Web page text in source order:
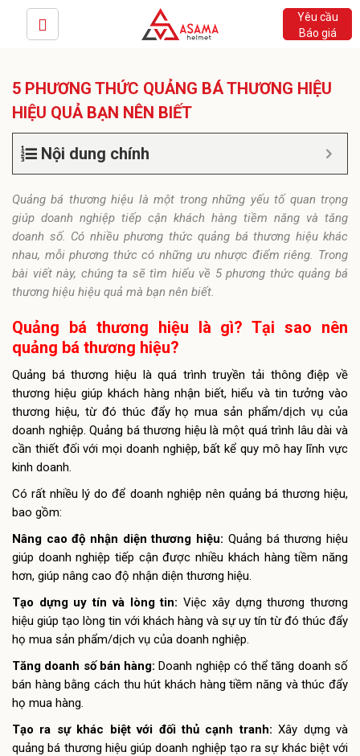
Yêu cầu
Báo giá
5 PHƯƠNG THỨC QUẢNG BÁ THƯƠNG HIỆU
HIỆU QUẢ BẠN NÊN BIẾT
Nội dung chính
Quảng bá thương hiệu là một trong những yếu tố quan trọng
giúp doanh nghiệp tiếp cận khách hàng tiềm năng và tăng
doanh số. Có nhiều phương thức quảng bá thương hiệu khác
nhau, mỗi phương thức có những ưu nhược điểm riêng. Trong
bài viết này, chúng ta sẽ tìm hiểu về 5 phương thức quảng bá
thương hiệu hiệu quả mà bạn nên biết.
Quảng bá thương hiệu là gì? Tại sao nên
quảng bá thương hiệu?
Quảng bá thương hiệu là quá trình truyền tải thông điệp về
thương hiệu giúp khách hàng nhận biết, hiểu và tin tưởng vào
thương hiệu, từ đó thúc đẩy họ mua sản phẩm/dịch vụ của
doanh nghiệp. Quảng bá thương hiệu là một quá trình lâu dài và
cần thiết đối với mọi doanh nghiệp, bất kể quy mô hay lĩnh vực
kinh doanh.
Có rất nhiều lý do để doanh nghiệp nên quảng bá thương hiệu,
bao gồm:
Nâng cao độ nhận diện thương hiệu: Quảng bá thương hiệu
giúp doanh nghiệp tiếp cận được nhiều khách hàng tiềm năng
hơn, giúp nâng cao độ nhận diện thương hiệu.
Tạo dựng uy tín và lòng tin: Việc xây dựng thương thương
hiệu giúp tạo lòng tin với khách hàng và sự uy tín từ đó thúc đẩy
họ mua sản phẩm/dịch vụ của doanh nghiệp.
Tăng doanh số bán hàng: Doanh nghiệp có thể tăng doanh số
bán hàng bằng cách thu hút khách hàng tiềm năng và thúc đẩy
họ mua hàng.
Tạo ra sự khác biệt với đối thủ cạnh tranh: Xây dựng và
quảng bá thương hiệu giúp doanh nghiệp tạo ra sự khác biệt với